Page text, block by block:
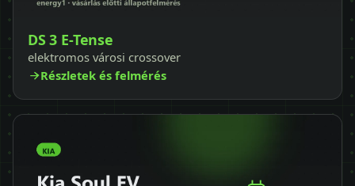
DS 3 E-Tense
elektromos városi crossover
Részletek és felmérés